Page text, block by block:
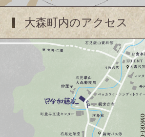
大森町内のアクセス